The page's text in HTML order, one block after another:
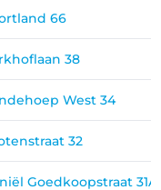
66
38
West 34
32
Goedkoopstraat 31A